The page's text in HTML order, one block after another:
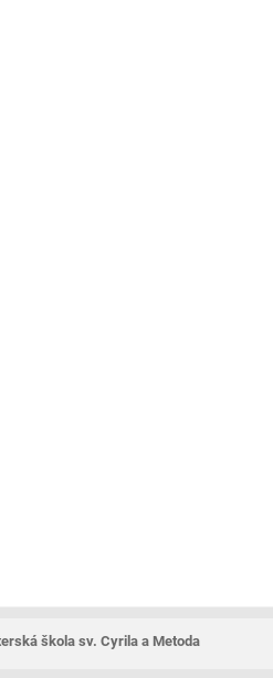
škola sv. Cyrila a Metoda